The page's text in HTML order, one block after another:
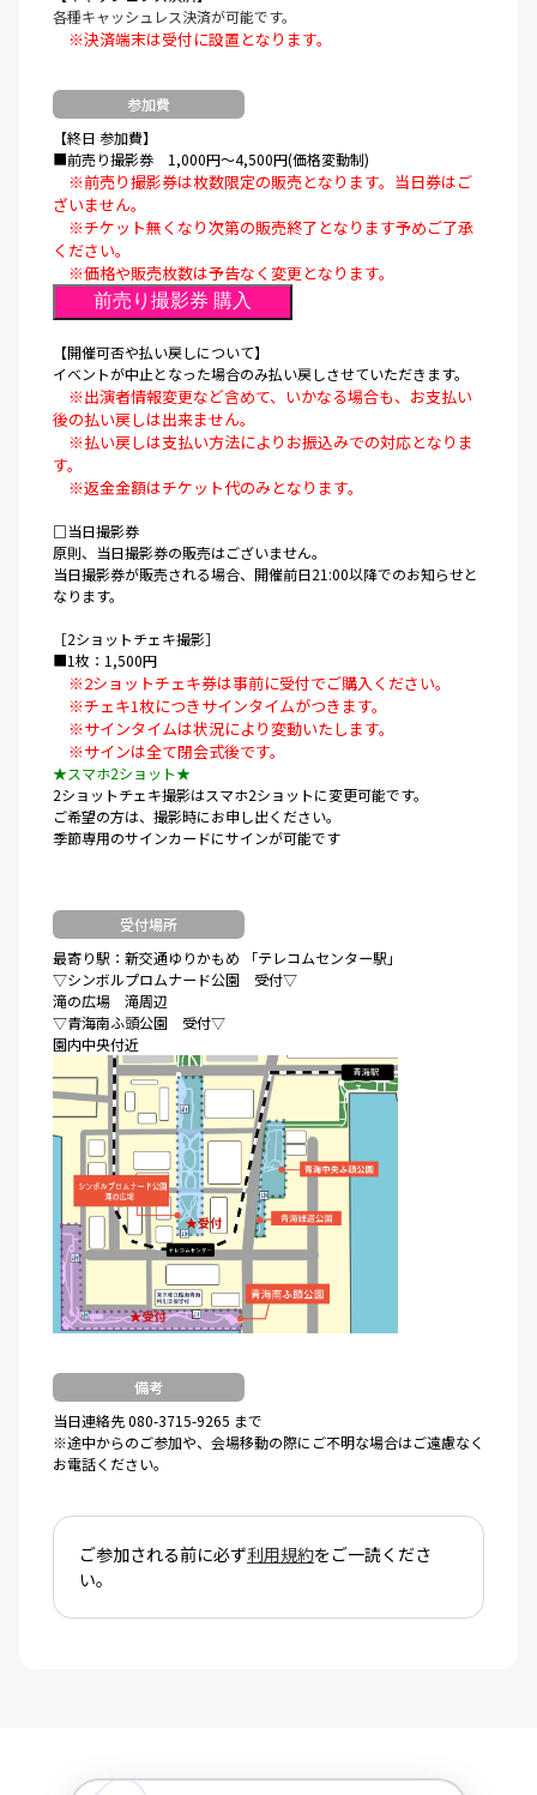
各種キャッシュレス決済が可能です。
※決済端末は受付に設置となります。
参加費
【終日 参加費】
■前売り撮影券 1,000円〜4,500円(価格変動制)
※前売り撮影券は枚数限定の販売となります。当日券はご
ざいません。
※チケット無くなり次第の販売終了となります予めご了承
ください。
※価格や販売枚数は予告なく変更となります。
前売り撮影券 購入
【開催可否や払い戻しについて】
イベントが中止となった場合のみ払い戻しさせていただきます。
※出演者情報変更など含めて、いかなる場合も、お支払い
後の払い戻しは出来ません。
※払い戻しは支払い方法によりお振込みでの対応となりま
す。
※返金金額はチケット代のみとなります。
□当日撮影券
原則、当日撮影券の販売はございません。
当日撮影券が販売される場合、開催前日21:00以降でのお知らせと
なります。
［2ショットチェキ撮影］
■1枚：1,500円
※2ショットチェキ券は事前に受付でご購入ください。
※チェキ1枚につきサインタイムがつきます。
※サインタイムは状況により変動いたします。
※サインは全て閉会式後です。
★スマホ2ショット★
2ショットチェキ撮影はスマホ2ショットに変更可能です。
ご希望の方は、撮影時にお申し出ください。
季節専用のサインカードにサインが可能です
受付場所
最寄り駅：新交通ゆりかもめ 「テレコムセンター駅」
▽シンボルプロムナード公園 受付▽
滝の広場 滝周辺
▽青海南ふ頭公園 受付▽
園内中央付近
備考
当日連絡先 080-3715-9265 まで
※途中からのご参加や、会場移動の際にご不明な場合はご遠慮なく
お電話ください。
ご参加される前に必ず利用規約をご一読くださ
い。